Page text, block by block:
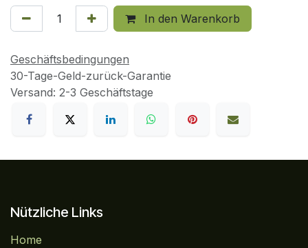
In den Warenkorb
Geschäftsbedingungen
30-Tage-Geld-zurück-Garantie
Versand: 2-3 Geschäftstage
Nützliche Links
Home